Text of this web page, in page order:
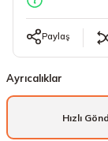
Paylaş
Ayrıcalıklar
Hızlı